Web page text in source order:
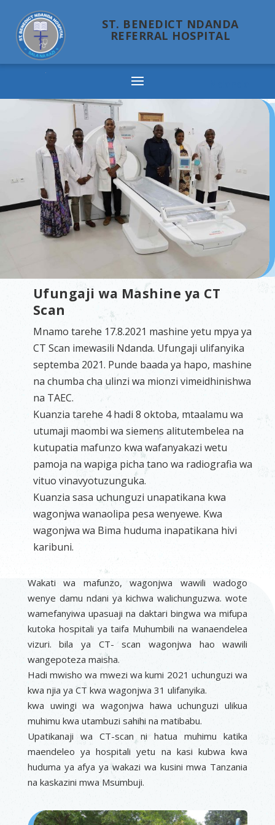
ST. BENEDICT NDANDA
REFERRAL HOSPITAL
Ufungaji wa Mashine ya CT
Scan
Mnamo tarehe 17.8.2021 mashine yetu mpya ya
CT Scan imewasili Ndanda. Ufungaji ulifanyika
septemba 2021. Punde baada ya hapo, mashine
na chumba cha ulinzi wa mionzi vimeidhinishwa
na TAEC.
Kuanzia tarehe 4 hadi 8 oktoba, mtaalamu wa
utumaji maombi wa siemens alitutembelea na
kutupatia mafunzo kwa wafanyakazi wetu
pamoja na wapiga picha tano wa radiografia wa
vituo vinavyotuzunguka.
Kuanzia sasa uchunguzi unapatikana kwa
wagonjwa wanaolipa pesa wenyewe. Kwa
wagonjwa wa Bima huduma inapatikana hivi
karibuni.
Wakati wa mafunzo, wagonjwa wawili wadogo
wenye damu ndani ya kichwa walichunguzwa. wote
wamefanyiwa upasuaji na daktari bingwa wa mifupa
kutoka hospitali ya taifa Muhumbili na wanaendelea
vizuri. bila ya CT- scan wagonjwa hao wawili
wangepoteza maisha.
Hadi mwisho wa mwezi wa kumi 2021 uchunguzi wa
kwa njia ya CT kwa wagonjwa 31 ulifanyika.
kwa uwingi wa wagonjwa hawa uchunguzi ulikua
muhimu kwa utambuzi sahihi na matibabu.
Upatikanaji wa CT-scan ni hatua muhimu katika
maendeleo ya hospitali yetu na kasi kubwa kwa
huduma ya afya ya wakazi wa kusini mwa Tanzania
na kaskazini mwa Msumbuji.